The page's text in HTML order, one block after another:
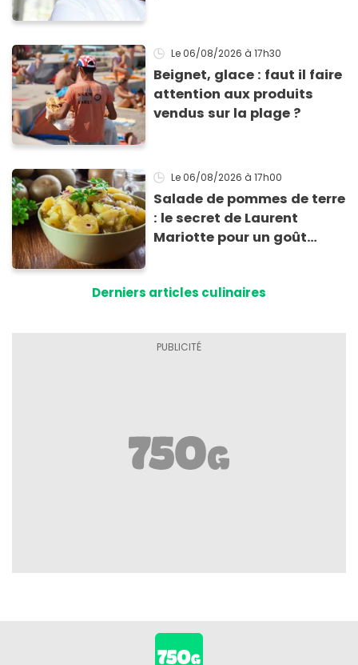
Le 06/08/2026 à 17h30
Beignet, glace : faut il faire
attention aux produits
vendus sur la plage ?
Le 06/08/2026 à 17h00
Salade de pommes de terre
: le secret de Laurent
Mariotte pour un goût
Derniers articles culinaires